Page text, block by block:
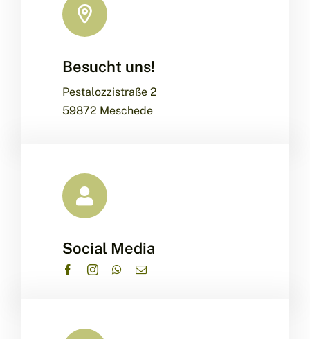
Besucht uns!
Pestalozzistraße 2
59872 Meschede
Social Media